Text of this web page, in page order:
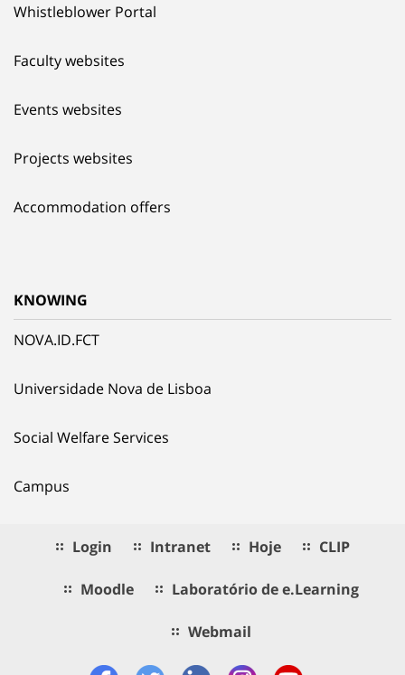
Whistleblower Portal
Faculty websites
Events websites
Projects websites
Accommodation offers
KNOWING
NOVA.ID.FCT
Universidade Nova de Lisboa
Social Welfare Services
Campus
Login Intranet Hoje CLIP
Moodle Laboratório de e.Learning
Webmail